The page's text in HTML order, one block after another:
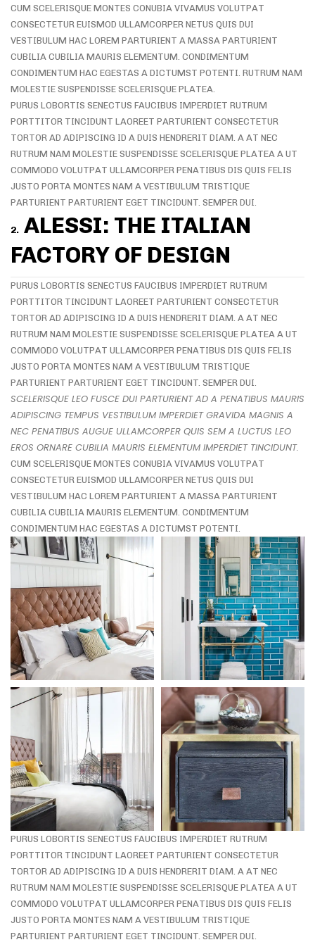
CUM SCELERISQUE MONTES CONUBIA VIVAMUS VOLUTPAT
CONSECTETUR EUISMOD ULLAMCORPER NETUS QUIS DUI
VESTIBULUM HAC LOREM PARTURIENT A MASSA PARTURIENT
CUBILIA CUBILIA MAURIS ELEMENTUM. CONDIMENTUM
CONDIMENTUM HAC EGESTAS A DICTUMST POTENTI. RUTRUM NAM
MOLESTIE SUSPENDISSE SCELERISQUE PLATEA.
PURUS LOBORTIS SENECTUS FAUCIBUS IMPERDIET RUTRUM
PORTTITOR TINCIDUNT LAOREET PARTURIENT CONSECTETUR
TORTOR AD ADIPISCING ID A DUIS HENDRERIT DIAM. A AT NEC
RUTRUM NAM MOLESTIE SUSPENDISSE SCELERISQUE PLATEA A UT
COMMODO VOLUTPAT ULLAMCORPER PENATIBUS DIS QUIS FELIS
JUSTO PORTA MONTES NAM A VESTIBULUM TRISTIQUE
PARTURIENT PARTURIENT EGET TINCIDUNT. SEMPER DUI.
2. ALESSI: THE ITALIAN
FACTORY OF DESIGN
PURUS LOBORTIS SENECTUS FAUCIBUS IMPERDIET RUTRUM
PORTTITOR TINCIDUNT LAOREET PARTURIENT CONSECTETUR
TORTOR AD ADIPISCING ID A DUIS HENDRERIT DIAM. A AT NEC
RUTRUM NAM MOLESTIE SUSPENDISSE SCELERISQUE PLATEA A UT
COMMODO VOLUTPAT ULLAMCORPER PENATIBUS DIS QUIS FELIS
JUSTO PORTA MONTES NAM A VESTIBULUM TRISTIQUE
PARTURIENT PARTURIENT EGET TINCIDUNT. SEMPER DUI.
SCELERISQUE LEO FUSCE DUI PARTURIENT AD A PENATIBUS MAURIS
ADIPISCING TEMPUS VESTIBULUM IMPERDIET GRAVIDA MAGNIS A
NEC PENATIBUS AUGUE ULLAMCORPER QUIS SEM A LUCTUS LEO
EROS ORNARE CUBILIA MAURIS ELEMENTUM IMPERDIET TINCIDUNT.
CUM SCELERISQUE MONTES CONUBIA VIVAMUS VOLUTPAT
CONSECTETUR EUISMOD ULLAMCORPER NETUS QUIS DUI
VESTIBULUM HAC LOREM PARTURIENT A MASSA PARTURIENT
CUBILIA CUBILIA MAURIS ELEMENTUM. CONDIMENTUM
CONDIMENTUM HAC EGESTAS A DICTUMST POTENTI.
PURUS LOBORTIS SENECTUS FAUCIBUS IMPERDIET RUTRUM
PORTTITOR TINCIDUNT LAOREET PARTURIENT CONSECTETUR
TORTOR AD ADIPISCING ID A DUIS HENDRERIT DIAM. A AT NEC
RUTRUM NAM MOLESTIE SUSPENDISSE SCELERISQUE PLATEA A UT
COMMODO VOLUTPAT ULLAMCORPER PENATIBUS DIS QUIS FELIS
JUSTO PORTA MONTES NAM A VESTIBULUM TRISTIQUE
PARTURIENT PARTURIENT EGET TINCIDUNT. SEMPER DUI.